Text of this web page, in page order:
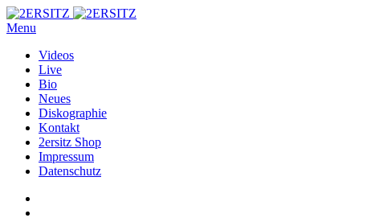
Menu
Videos
Live
Bio
Neues
Diskographie
Kontakt
2ersitz Shop
Impressum
Datenschutz